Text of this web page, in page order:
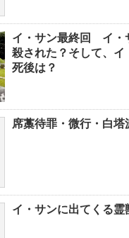
イ・サン最終回 イ・
殺された？そして、イ
死後は？
席藁待罪・微行・白塔
イ・サンに出てくる霊